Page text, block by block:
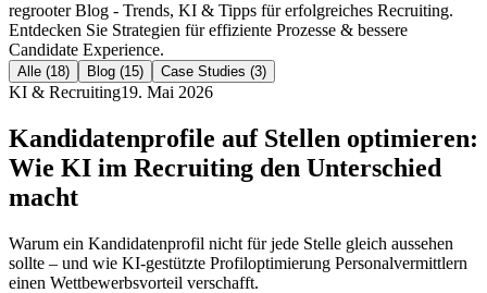
regrooter Blog - Trends, KI & Tipps für erfolgreiches Recruiting.
Entdecken Sie Strategien für effiziente Prozesse & bessere
Candidate Experience.
Alle (18) Blog (15) Case Studies (3)
KI & Recruiting19. Mai 2026
Kandidatenprofile auf Stellen optimieren:
Wie KI im Recruiting den Unterschied
macht
Warum ein Kandidatenprofil nicht für jede Stelle gleich aussehen
sollte – und wie KI-gestützte Profiloptimierung Personalvermittlern
einen Wettbewerbsvorteil verschafft.